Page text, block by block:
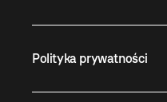
Polityka prywatności